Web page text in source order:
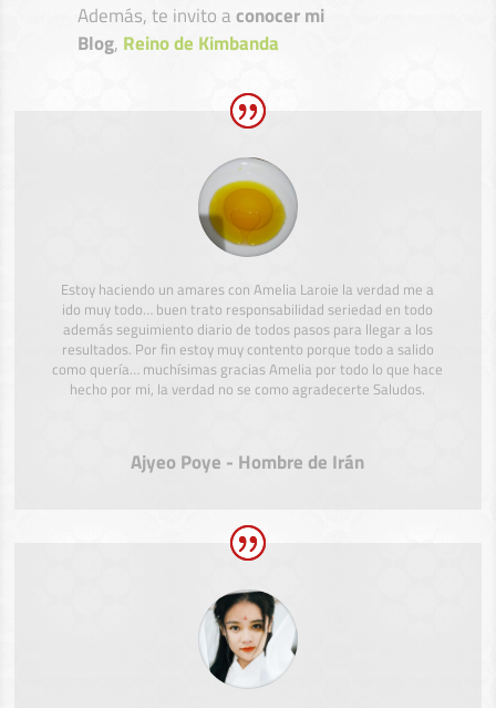
Además, te invito aconocer mi
Blog, Reino de Kimbanda
Estoy haciendo un amares con Amelia Laroie la verdad me a
ido muy todo… buen trato responsabilidad seriedad en todo
además seguimiento diario de todos pasos para llegar a los
resultados. Por fin estoy muy contento porque todo a salido
como quería… muchísimas gracias Amelia por todo lo que hace
hecho por mi, la verdad no se como agradecerte Saludos.
Ajyeo Poye - Hombre de Irán